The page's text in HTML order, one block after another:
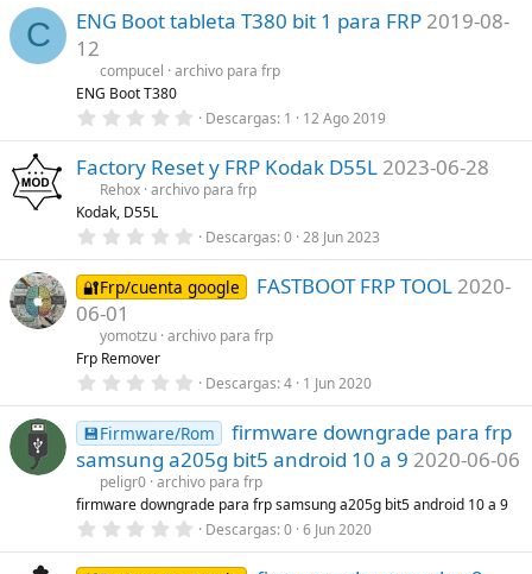
(0
e
t
l
(
s
)
C ENG Boot tableta T380 bit 1 para FRP 2019-08-
12
compucel
archivo para frp
ENG Boot T380
0
0
0
e
s
r
l
l
a
s
)
Descargas 1 12 Ago 2019
Factory Reset y FRP Kodak D55L 2023-06-28
Rehox archivo para frp
Kodak, D55L
0
0
0
e
t
l
a
(
s
)
Descargas 0 28 Jun 2023
🔐Frp/cuenta google FASTBOOT FRP TOOL 2020-
06-01
yomotzu archivo para frp
Frp Remover
0
0
0
e
s
t
r
e
l
a
Descargas 4 1 Jun 2020
💾Firmware/Rom
firmware downgrade para frp
samsung a205g bit5 android 10 a 9 2020-06-06
peligr0 archivo para frp
firmware downgrade para frp samsung a205g bit5 android 10 a 9
0
0
Descargas 0 6 Jun 2020